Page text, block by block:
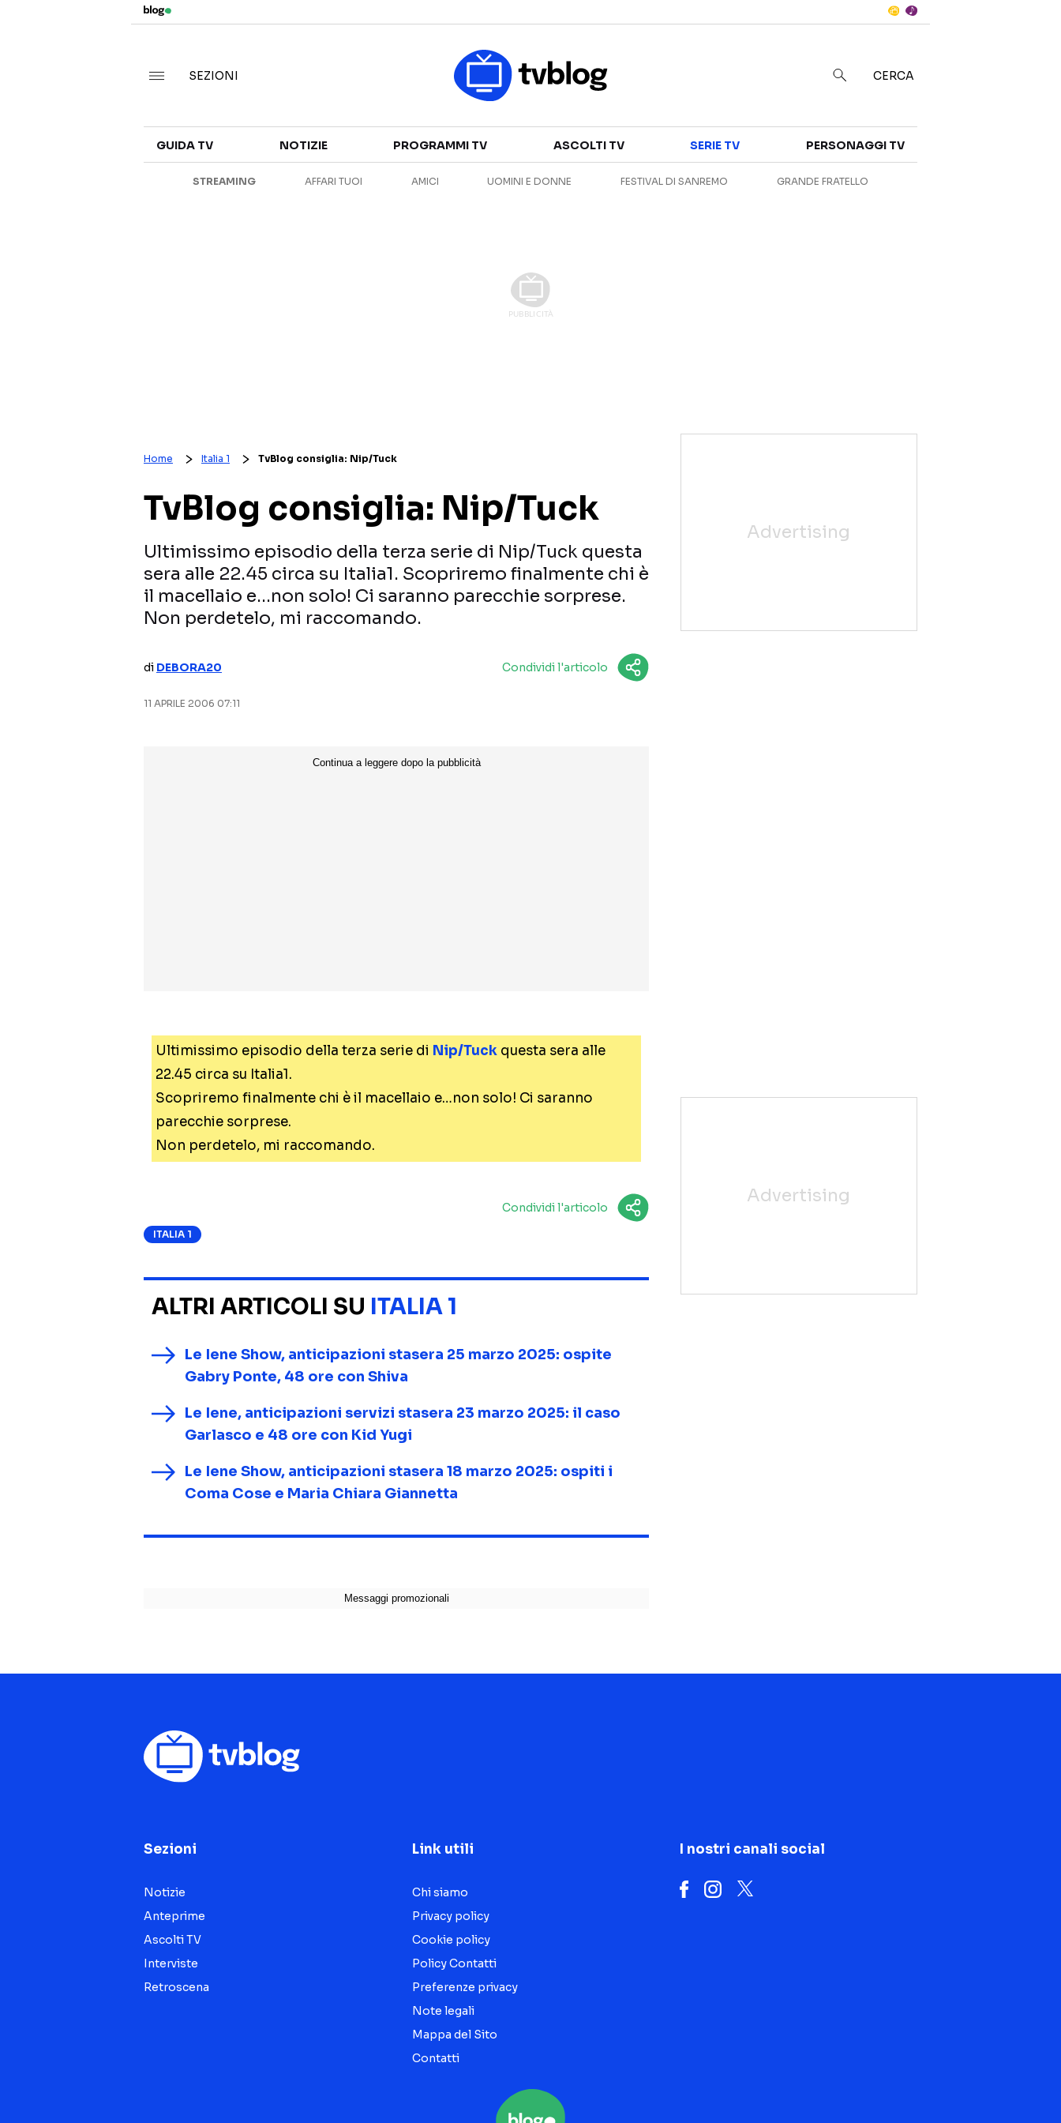
CANALI TV
SERIE TV
ANTEPRIME
SEZIONI CERCA
GUIDA TV NOTIZIE PROGRAMMI TV ASCOLTI TV SERIE TV PERSONAGGI TV
STREAMING AFFARI TUOI AMICI UOMINI E DONNE FESTIVAL DI SANREMO GRANDE FRATELLO
Home Italia 1 TvBlog consiglia: Nip/Tuck
TvBlog consiglia: Nip/Tuck
Ultimissimo episodio della terza serie di Nip/Tuck questa
sera alle 22.45 circa su Italia1. Scopriremo finalmente chi è
il macellaio e…non solo! Ci saranno parecchie sorprese.
Non perdetelo, mi raccomando.
di DEBORA20 Condividi l'articolo
11 APRILE 2006 07:11
Ultimissimo episodio della terza serie di Nip/Tuck questa sera alle
22.45 circa su Italia1.
Scopriremo finalmente chi è il macellaio e…non solo! Ci saranno
parecchie sorprese.
Non perdetelo, mi raccomando.
Condividi l'articolo
ITALIA 1
ALTRI ARTICOLI SU ITALIA 1
Le Iene Show, anticipazioni stasera 25 marzo 2025: ospite
Gabry Ponte, 48 ore con Shiva
Le Iene, anticipazioni servizi stasera 23 marzo 2025: il caso
Garlasco e 48 ore con Kid Yugi
Le Iene Show, anticipazioni stasera 18 marzo 2025: ospiti i
Coma Cose e Maria Chiara Giannetta
Sezioni
Notizie
Anteprime
Ascolti TV
Interviste
Retroscena
Link utili
Chi siamo
Privacy policy
Cookie policy
Policy Contatti
Preferenze privacy
Note legali
Mappa del Sito
Contatti
I nostri canali social